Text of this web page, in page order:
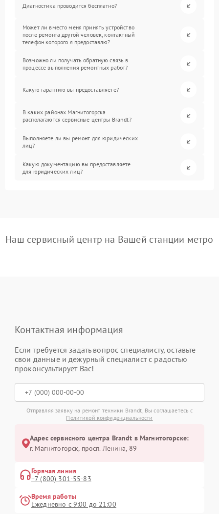
Диагностика проводится бесплатно?
Может ли вместо меня принять устройство
после ремонта другой человек, контактный
телефон которого я предоставлю?
Возможно ли получать обратную связь в
процессе выполнения ремонтных работ?
Какую гарантию вы предоставляете?
В каких районах Магнитогорска
располагаются сервисные центры Brandt?
Выполняете ли вы ремонт для юридических
лиц?
Какую документацию вы предоставляете
для юридических лиц?
Наш сервисный центр на Вашей станции метро
Контактная информация
Если требуется задать вопрос специалисту, оставьте
свои данные и дежурный специалист с радостью
проконсультирует Вас!
Отправляя заявку на ремонт техники Brandt, Вы соглашаетесь с
Политикой конфиденциальности
Адрес сервисного центра Brandt в Магнитогорске:
г. Магнитогорск, просп. Ленина, 89
Горячая линия
+7 (800) 301-55-83
Время работы
Ежедневно с 9:00 до 21:00